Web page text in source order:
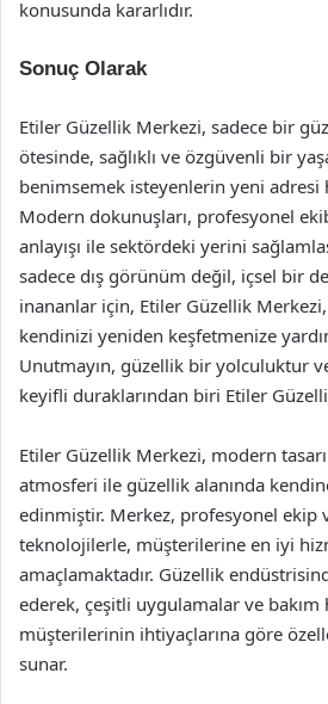
konusunda kararlıdır.
Sonuç Olarak
Etiler Güzellik Merkezi, sadece bir
ötesinde, sağlıklı ve özgüvenli bir
benimsemek isteyenlerin yeni adresi
Modern dokunuşları, profesyonel
anlayışı ile sektördeki yerini
sadece dış görünüm değil, içsel bir
inananlar için, Etiler Güzellik
kendinizi yeniden keşfetmenize
Unutmayın, güzellik bir yolculuktur
keyifli duraklarından biri Etiler
Etiler Güzellik Merkezi, modern
atmosferi ile güzellik alanında
edinmiştir. Merkez, profesyonel ekip
teknolojilerle, müşterilerine en iyi
amaçlamaktadır. Güzellik
ederek, çeşitli uygulamalar ve
müşterilerinin ihtiyaçlarına göre
sunar.